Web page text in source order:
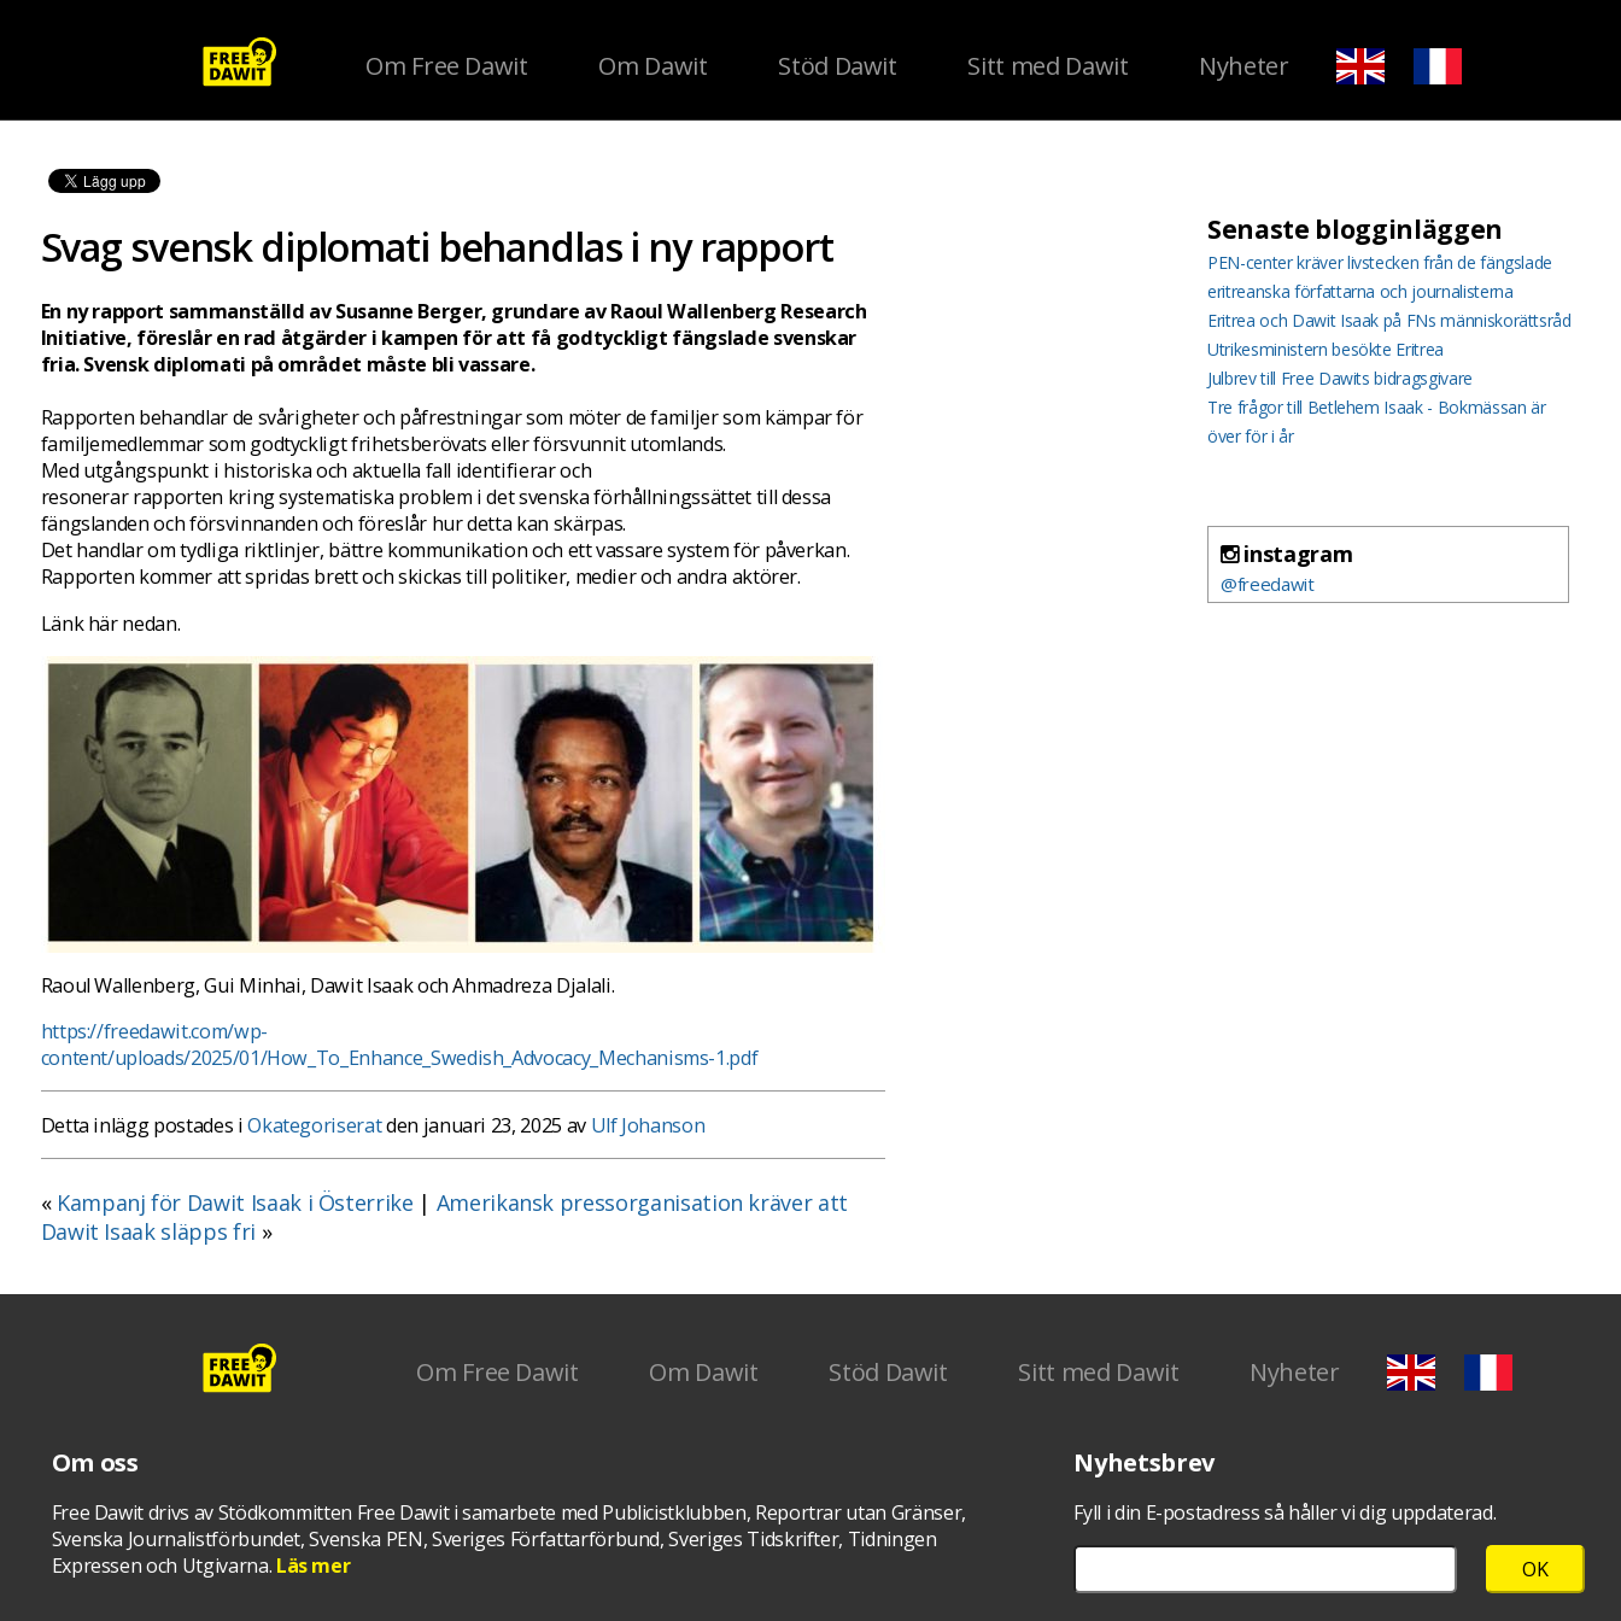
Om Free Dawit Om Dawit Stöd Dawit Sitt med Dawit Nyheter
Svag svensk diplomati behandlas i ny rapport
En ny rapport sammanställd av Susanne Berger, grundare av Raoul Wallenberg Research
Initiative, föreslår en rad åtgärder i kampen för att få godtyckligt fängslade svenskar
fria. Svensk diplomati på området måste bli vassare.
Rapporten behandlar de svårigheter och påfrestningar som möter de familjer som kämpar för
familjemedlemmar som godtyckligt frihetsberövats eller försvunnit utomlands.
Med utgångspunkt i historiska och aktuella fall identifierar och
resonerar rapporten kring systematiska problem i det svenska förhållningssättet till dessa
fängslanden och försvinnanden och föreslår hur detta kan skärpas.
Det handlar om tydliga riktlinjer, bättre kommunikation och ett vassare system för påverkan.
Rapporten kommer att spridas brett och skickas till politiker, medier och andra aktörer.
Länk här nedan.
Raoul Wallenberg, Gui Minhai, Dawit Isaak och Ahmadreza Djalali.
https://freedawit.com/wp-
content/uploads/2025/01/How_To_Enhance_Swedish_Advocacy_Mechanisms-1.pdf
Detta inlägg postades iOkategoriseratden januari 23, 2025 av Ulf Johanson
« Kampanj för Dawit Isaak i Österrike | Amerikansk pressorganisation kräver att
Dawit Isaak släpps fri »
Senaste blogginläggen
PEN-center kräver livstecken från de fängslade
eritreanska författarna och journalisterna
Eritrea och Dawit Isaak på FNs människorättsråd
Utrikesministern besökte Eritrea
Julbrev till Free Dawits bidragsgivare
Tre frågor till Betlehem Isaak - Bokmässan är
över för i år
instagram
@freedawit
Om Free Dawit Om Dawit Stöd Dawit Sitt med Dawit Nyheter
Om oss
Free Dawit drivs av Stödkommitten Free Dawit i samarbete med Publicistklubben, Reportrar utan Gränser,
Svenska Journalistförbundet, Svenska PEN, Sveriges Författarförbund, Sveriges Tidskrifter, Tidningen
Expressen och Utgivarna. Läs mer
Nyhetsbrev
Fyll i din E-postadress så håller vi dig uppdaterad.